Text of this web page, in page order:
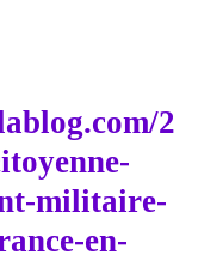
2
militaire-
en-